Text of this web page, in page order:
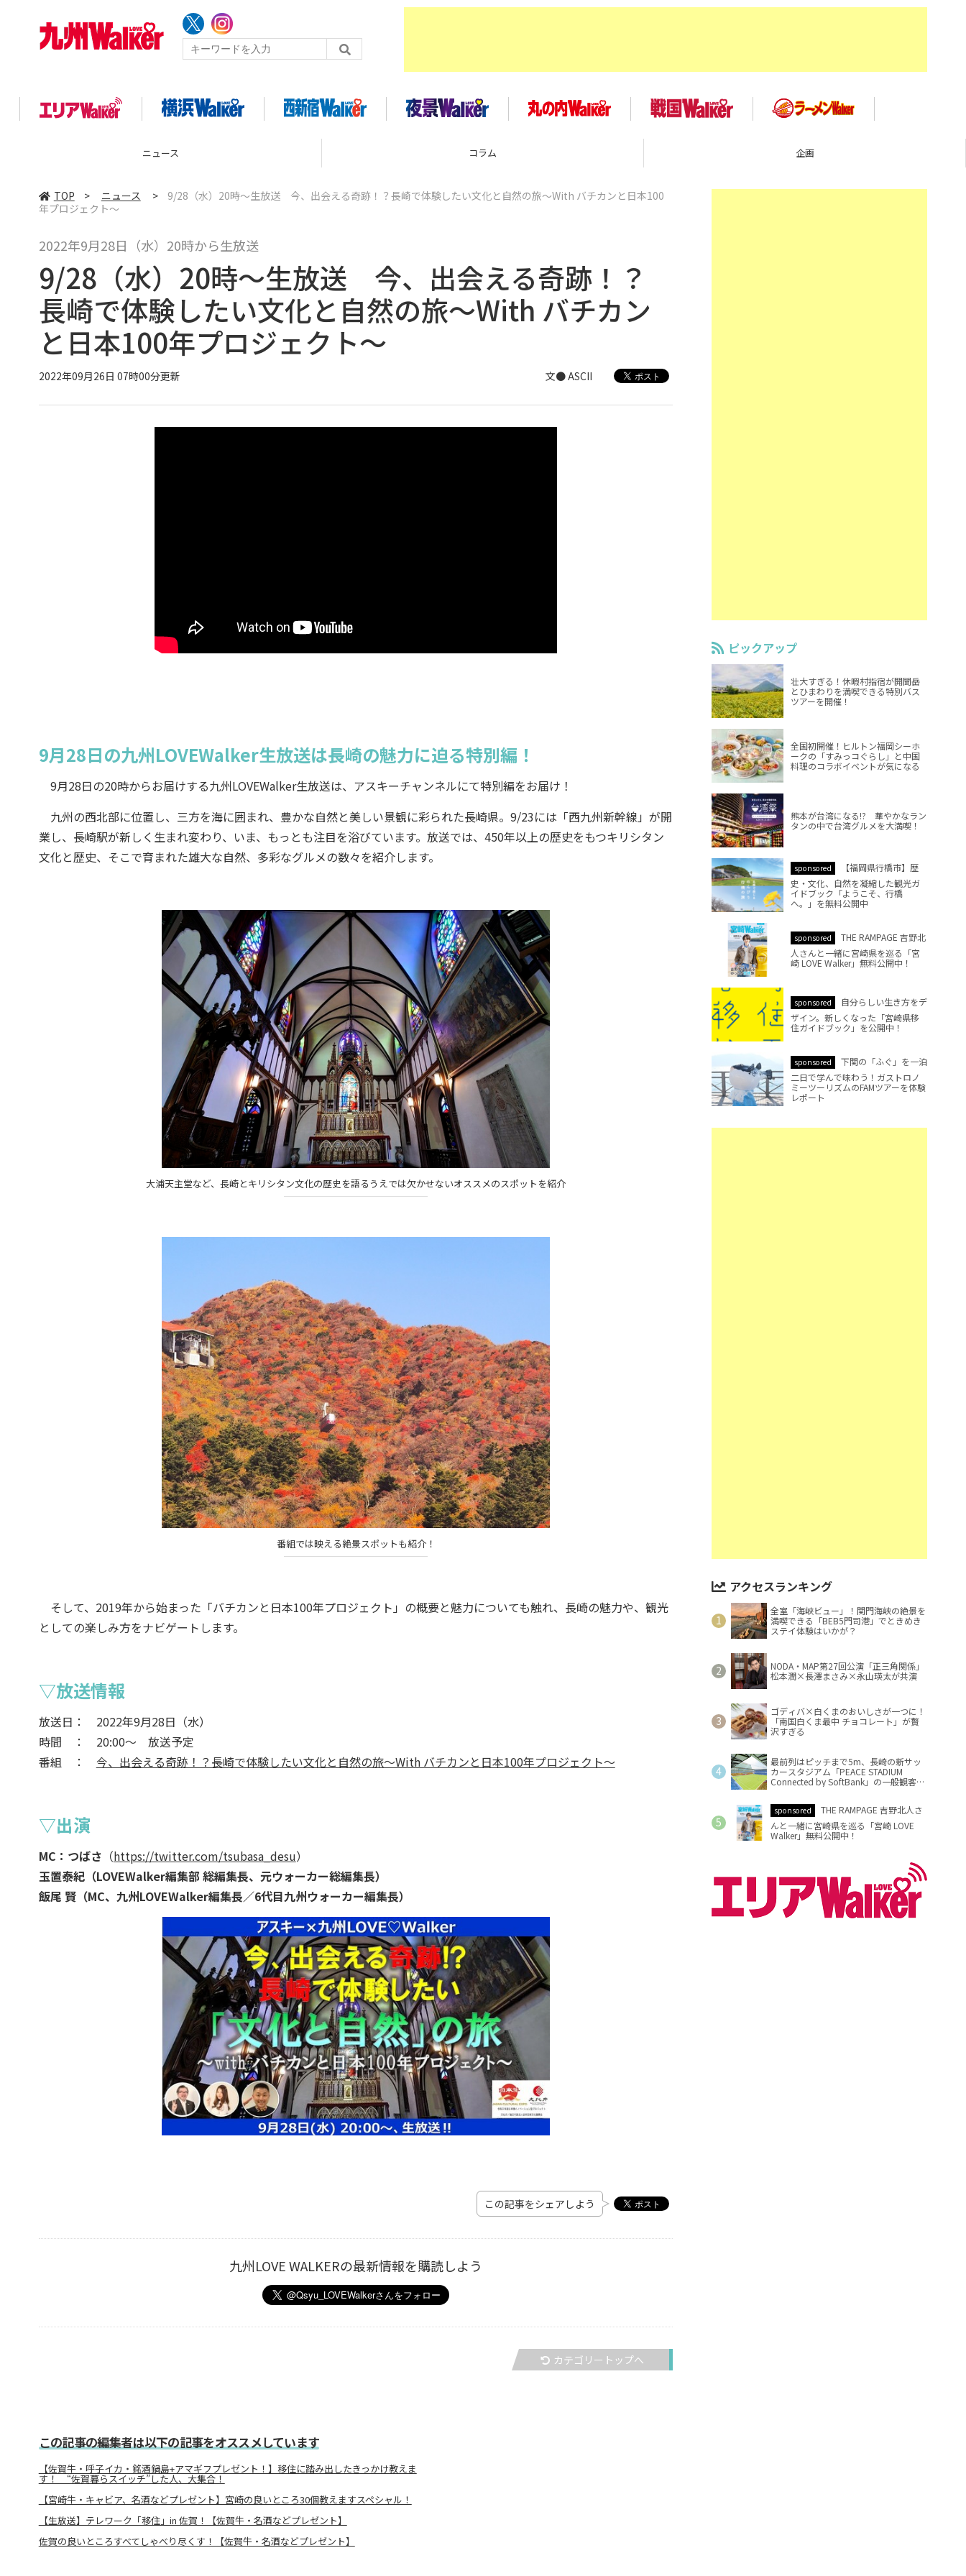
ニュース コラム 企画
TOP > ニュース >
9/28（水）20時～生放送 今、出会える奇跡！？長崎で体験したい文化と自然の旅～With バチカンと日本100
年プロジェクト～
2022年9月28日（水）20時から生放送
9/28（水）20時～生放送 今、出会える奇跡！？
長崎で体験したい文化と自然の旅～With バチカン
と日本100年プロジェクト～
2022年09月26日 07時00分更新 文● ASCII
9月28日の九州LOVEWalker生放送は長崎の魅力に迫る特別編！
9月28日の20時からお届けする九州LOVEWalker生放送は、アスキーチャンネルにて特別編をお届け！
九州の西北部に位置し、三方を海に囲まれ、豊かな自然と美しい景観に彩られた長崎県。9/23には「西九州新幹線」が開
業し、長崎駅が新しく生まれ変わり、いま、もっとも注目を浴びています。放送では、450年以上の歴史をもつキリシタン
文化と歴史、そこで育まれた雄大な自然、多彩なグルメの数々を紹介します。
大浦天主堂など、長崎とキリシタン文化の歴史を語るうえでは欠かせないオススメのスポットを紹介
番組では映える絶景スポットも紹介！
そして、2019年から始まった「バチカンと日本100年プロジェクト」の概要と魅力についても触れ、長崎の魅力や、観光
としての楽しみ方をナビゲートします。
▽放送情報
放送日： 2022年9月28日（水）
時間 ： 20:00～ 放送予定
番組 ： 今、出会える奇跡！？長崎で体験したい文化と自然の旅～With バチカンと日本100年プロジェクト～
▽出演
MC：つばさ （https://twitter.com/tsubasa_desu）
玉置泰紀（LOVEWalker編集部 総編集長、元ウォーカー総編集長）
飯尾 賢（MC、九州LOVEWalker編集長／6代目九州ウォーカー編集長）
この記事をシェアしよう
九州LOVE WALKERの最新情報を購読しよう
カテゴリートップへ
この記事の編集者は以下の記事をオススメしています
【佐賀牛・呼子イカ・銘酒鍋島+アマギフプレゼント！】移住に踏み出したきっかけ教えま
す！ “佐賀暮らスイッチ”した人、大集合！
【宮崎牛・キャビア、名酒などプレゼント】宮崎の良いところ30個教えますスペシャル！
【生放送】テレワーク「移住」in 佐賀！【佐賀牛・名酒などプレゼント】
佐賀の良いところすべてしゃべり尽くす！【佐賀牛・名酒などプレゼント】
ピックアップ
壮大すぎる！休暇村指宿が開聞岳
とひまわりを満喫できる特別バス
ツアーを開催！
全国初開催！ヒルトン福岡シーホ
ークの「すみっコぐらし」と中国
料理のコラボイベントが気になる
熊本が台湾になる!? 華やかなラン
タンの中で台湾グルメを大満喫！
sponsored
【福岡県行橋市】歴
史・文化、自然を凝縮した観光ガ
イドブック「ようこそ、行橋
へ。」を無料公開中
sponsored
THE RAMPAGE 吉野北
人さんと一緒に宮崎県を巡る「宮
崎 LOVE Walker」無料公開中！
sponsored
自分らしい生き方をデ
ザイン。新しくなった「宮崎県移
住ガイドブック」を公開中！
sponsored
下関の「ふぐ」を一泊
二日で学んで味わう！ガストロノ
ミーツーリズムのFAMツアーを体験
レポート
アクセスランキング
全室「海峡ビュー」！関門海峡の絶景を
満喫できる「BEB5門司港」でときめき
ステイ体験はいかが？
NODA・MAP第27回公演「正三角関係」
松本潤×長澤まさみ×永山瑛太が共演
ゴディバ×白くまのおいしさが一つに！
「南国白くま最中 チョコレート」が贅
沢すぎる
最前列はピッチまで5m、長崎の新サッ
カースタジアム「PEACE STADIUM
Connected by SoftBank」の一般観客席
sponsored
THE RAMPAGE 吉野北人さ
んと一緒に宮崎県を巡る「宮崎 LOVE
Walker」無料公開中！